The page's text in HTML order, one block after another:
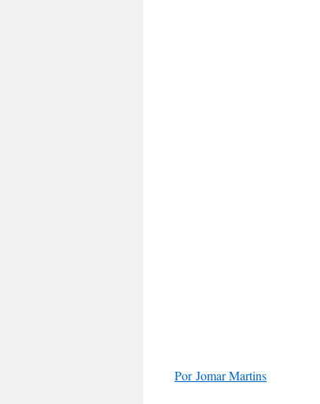
Por Jomar Martins